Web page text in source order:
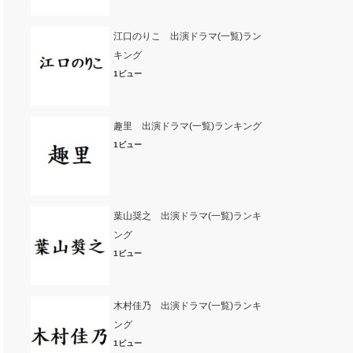
江口のりこ 出演ドラマ(一覧)ラン
キング
1ビュー
趣里 出演ドラマ(一覧)ランキング
1ビュー
葉山奨之 出演ドラマ(一覧)ランキ
ング
1ビュー
木村佳乃 出演ドラマ(一覧)ランキ
ング
1ビュー